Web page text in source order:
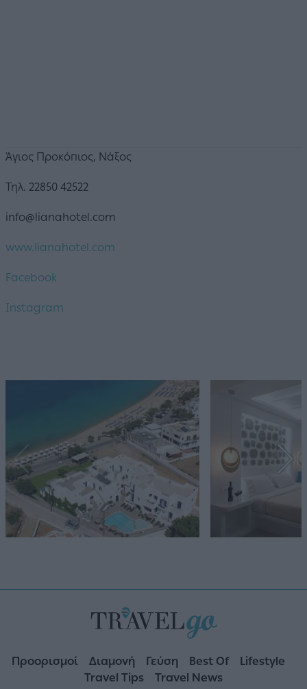
Άγιος Προκόπιος, Νάξος
Τηλ. 22850 42522
info@lianahotel.com
www.lianahotel.com
Facebook
Instagram
Προορισμοί Διαμονή Γεύση Best Of
Lifestyle
Travel Tips
Travel News